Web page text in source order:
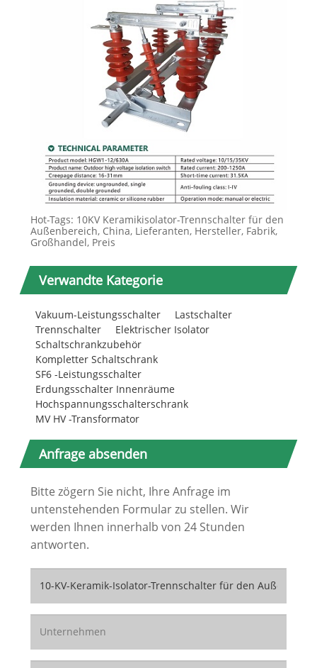
Hot-Tags: 10KV Keramikisolator-Trennschalter für den
Außenbereich, China, Lieferanten, Hersteller, Fabrik,
Großhandel, Preis
Verwandte Kategorie
Vakuum-Leistungsschalter
Lastschalter
Trennschalter
Elektrischer Isolator
Schaltschrankzubehör
Kompletter Schaltschrank
SF6 -Leistungsschalter
Erdungsschalter Innenräume
Hochspannungsschalterschrank
MV HV -Transformator
Anfrage absenden
Bitte zögern Sie nicht, Ihre Anfrage im
untenstehenden Formular zu stellen. Wir
werden Ihnen innerhalb von 24 Stunden
antworten.